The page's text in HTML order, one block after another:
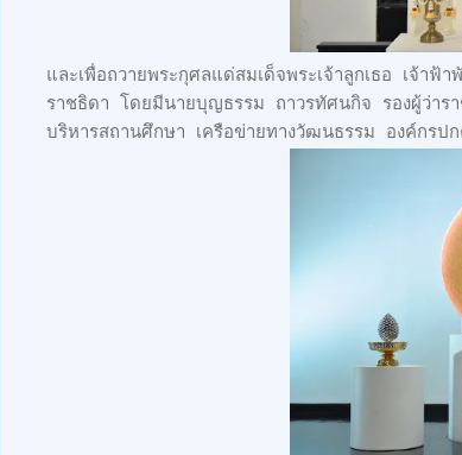
และเพื่อถวายพระกุศลแด่สมเด็จพระเจ้าลูกเธอ เจ้า
ราชธิดา โดยมีนายบุญธรรม ถาวรทัศนกิจ รองผู้ว่าร
บริหารสถานศึกษา เครือข่ายทางวัฒนธรรม องค์กรป